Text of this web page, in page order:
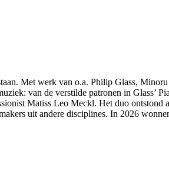
Met werk van o.a. Philip Glass,
van de verstilde patronen in Glass’
Matiss Leo Meckl. Het duo
uit andere disciplines. In 2026